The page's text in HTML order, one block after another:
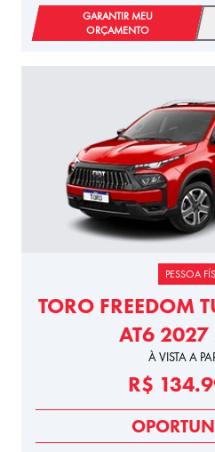
GARANTIR MEU
ORÇAMENTO
PESSOA
TORO FREEDOM
AT6
À VISTA A
R$